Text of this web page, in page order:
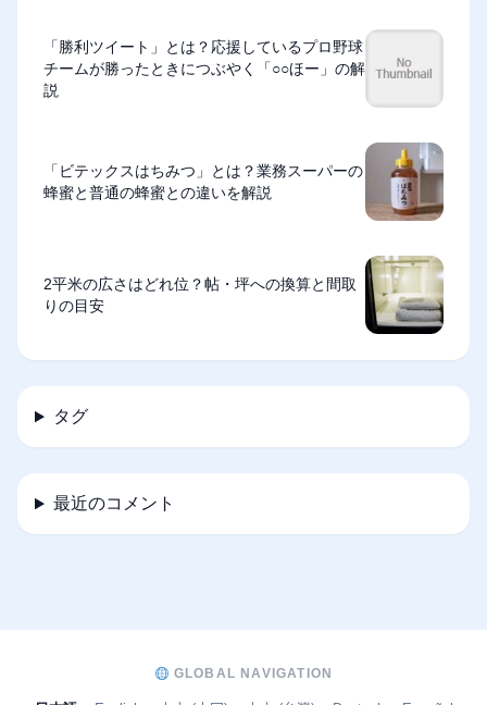
「勝利ツイート」とは？応援しているプロ野球
チームが勝ったときにつぶやく「○○ほー」の解
説
「ビテックスはちみつ」とは？業務スーパーの
蜂蜜と普通の蜂蜜との違いを解説
2平米の広さはどれ位？帖・坪への換算と間取
りの目安
タグ
最近のコメント
GLOBAL NAVIGATION